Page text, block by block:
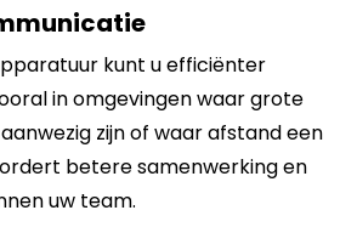
kunt u efficiënter
in omgevingen waar grote
zijn of waar afstand een
betere samenwerking en
uw team.